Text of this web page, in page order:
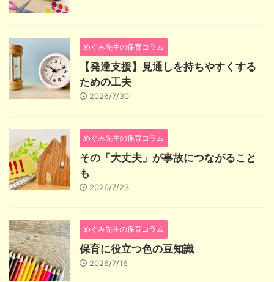
めぐみ先生の保育コラム
【発達支援】見通しを持ちやすくする
ための工夫
2026/7/30
めぐみ先生の保育コラム
その「大丈夫」が事故につながること
も
2026/7/23
めぐみ先生の保育コラム
保育に役立つ色の豆知識
2026/7/16